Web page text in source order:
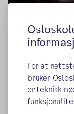
For at
bruker
er teknisk